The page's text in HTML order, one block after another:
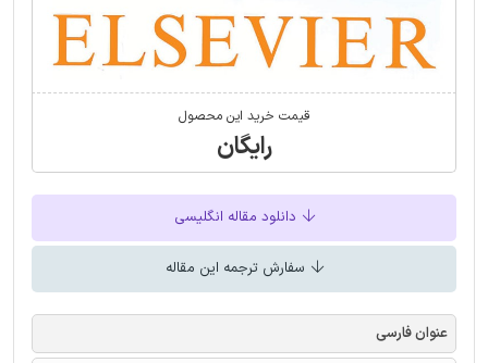
قیمت خرید این محصول
رایگان
دانلود مقاله انگلیسی
سفارش ترجمه این مقاله
عنوان فارسی